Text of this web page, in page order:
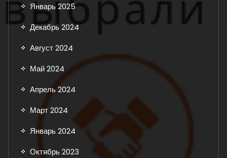
Январь 2025
Декабрь 2024
Август 2024
Май 2024
Апрель 2024
Март 2024
Январь 2024
Октябрь 2023